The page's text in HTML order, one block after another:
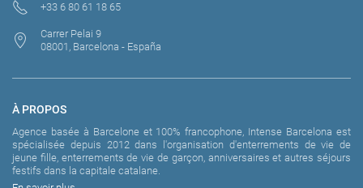
+33 6 80 61 18 65
Carrer Pelai 9
08001, Barcelona - España
À PROPOS
Agence basée à Barcelone et 100% francophone, Intense Barcelona est
spécialisée depuis 2012 dans l'organisation d'enterrements de vie de
jeune fille, enterrements de vie de garçon, anniversaires et autres séjours
festifs dans la capitale catalane.